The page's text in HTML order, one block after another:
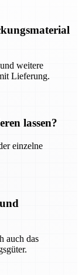
weitere
Lieferung.
lassen?
einzelne
auch das